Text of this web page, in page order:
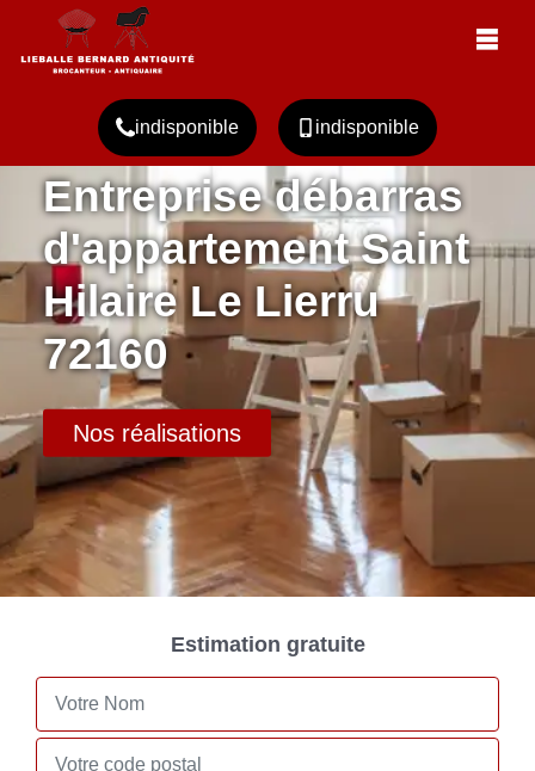
indisponible indisponible
Entreprise débarras
d'appartement Saint
Hilaire Le Lierru
72160
Nos réalisations
Estimation gratuite